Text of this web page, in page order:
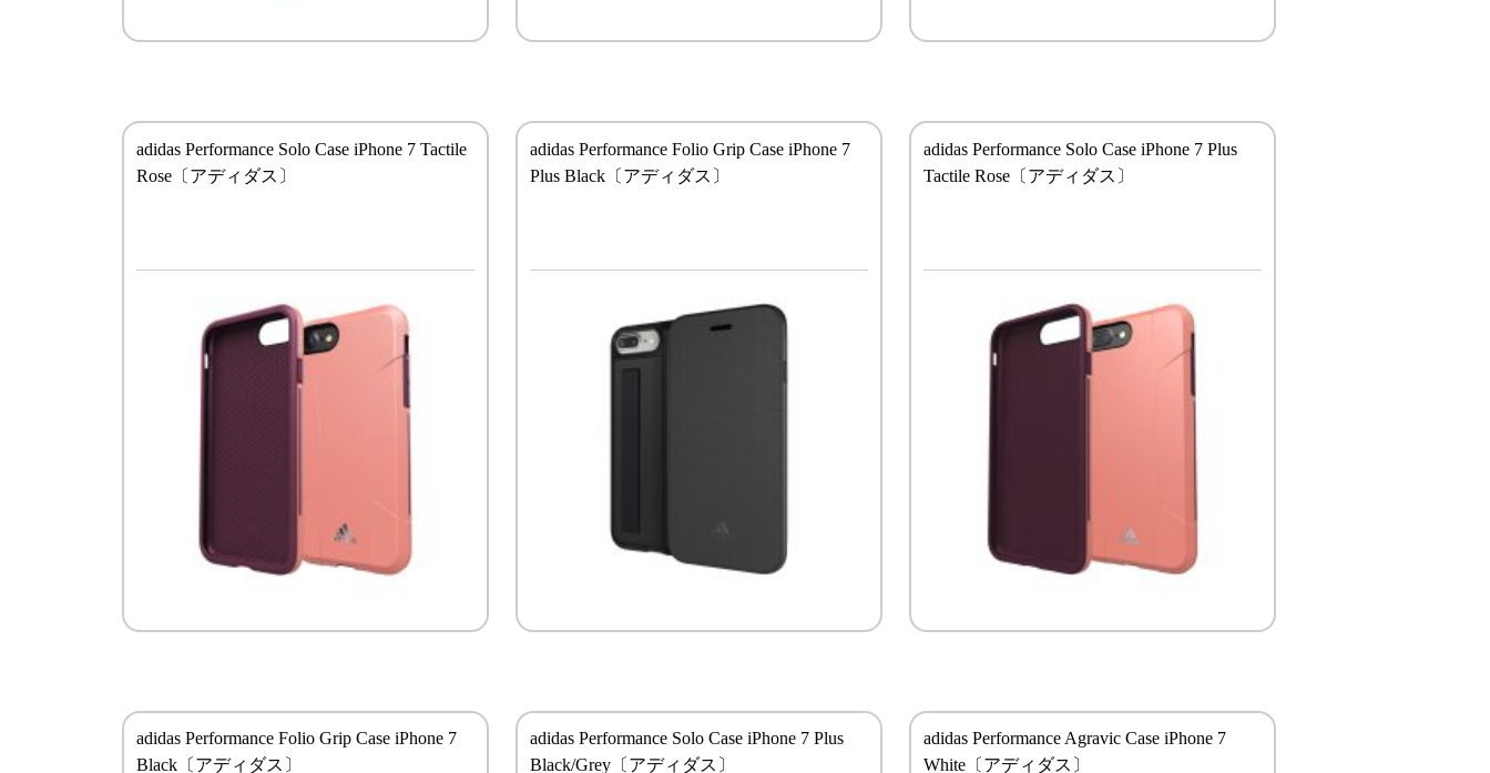
adidas Performance Solo Case iPhone 7 Tactile
Rose〔アディダス〕
adidas Performance Folio Grip Case iPhone 7
Plus Black〔アディダス〕
adidas Performance Solo Case iPhone 7 Plus
Tactile Rose〔アディダス〕
adidas Performance Folio Grip Case iPhone 7
Black〔アディダス〕
adidas Performance Solo Case iPhone 7 Plus
Black/Grey〔アディダス〕
adidas Performance Agravic Case iPhone 7
White〔アディダス〕